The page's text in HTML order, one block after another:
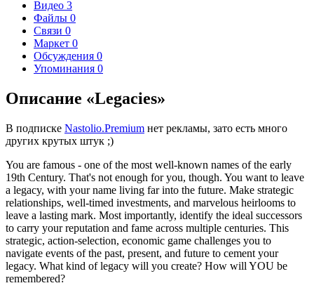
Видео 3
Файлы 0
Связи 0
Маркет 0
Обсуждения 0
Упоминания 0
Описание «Legacies»
В подписке Nastolio.Premium нет рекламы, зато есть много
других крутых штук ;)
You are famous - one of the most well-known names of the early
19th Century. That's not enough for you, though. You want to leave
a legacy, with your name living far into the future. Make strategic
relationships, well-timed investments, and marvelous heirlooms to
leave a lasting mark. Most importantly, identify the ideal successors
to carry your reputation and fame across multiple centuries. This
strategic, action-selection, economic game challenges you to
navigate events of the past, present, and future to cement your
legacy. What kind of legacy will you create? How will YOU be
remembered?